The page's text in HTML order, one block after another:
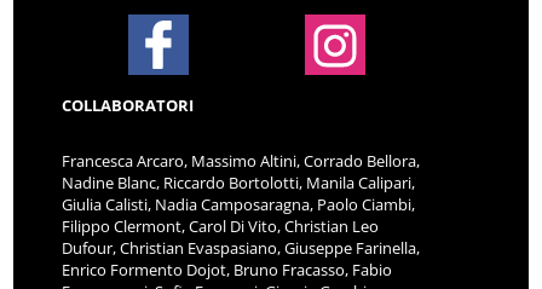
COLLABORATORI
Francesca Arcaro, Massimo Altini, Corrado Bellora,
Nadine Blanc, Riccardo Bortolotti, Manila Calipari,
Giulia Calisti, Nadia Camposaragna, Paolo Ciambi,
Filippo Clermont, Carol Di Vito, Christian Leo
Dufour, Christian Evaspasiano, Giuseppe Farinella,
Enrico Formento Dojot, Bruno Fracasso, Fabio